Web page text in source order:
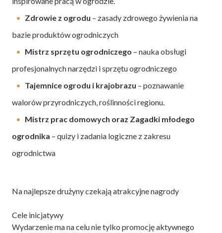
Zdrowie z ogrodu – zasady zdrowego żywieniana
bazie produktów ogrodniczych
Mistrz sprzętu ogrodniczego – nauka obsługi
profesjonalnych narzędzi i sprzętu ogrodniczego
Tajemnice ogrodu i krajobrazu – poznawanie
walorów przyrodniczych, roślinności regionu.
Mistrz prac domowych oraz Zagadki młodego
ogrodnika – quizy i zadania logiczne z zakresu
ogrodnictwa
Na najlepsze drużyny czekają atrakcyjne nagrody
Cele inicjatywy
Wydarzenie ma na celu nie tylko promocję aktywnego